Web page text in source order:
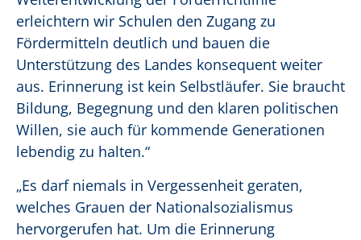
erleichtern wir Schulen den Zugang zu
Fördermitteln deutlich und bauen die
Unterstützung des Landes konsequent weiter
aus. Erinnerung ist kein Selbstläufer. Sie braucht
Bildung, Begegnung und den klaren politischen
Willen, sie auch für kommende Generationen
lebendig zu halten.“
„Es darf niemals in Vergessenheit geraten,
welches Grauen der Nationalsozialismus
hervorgerufen hat. Um die Erinnerung